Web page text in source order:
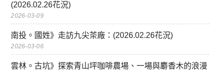
(2026.02.26花況)
2026-03-09
南投。國姓》走訪九尖茶廠：(2026.02.26花況)
2026-03-06
雲林。古坑》探索青山坪咖啡農場、一場與麝香木的浪漫